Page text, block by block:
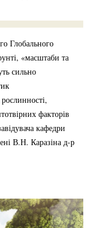
Глобального
«масштаби та
сильно
факторів
кафедри
В.Н. Каразіна д-р